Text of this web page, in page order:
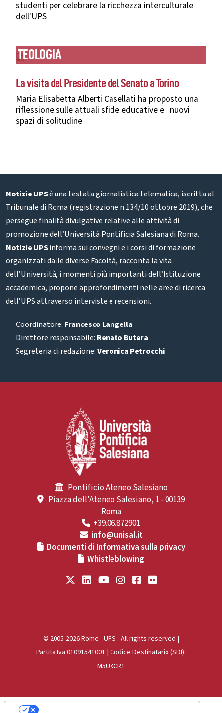
studenti per celebrare la ricchezza interculturale
dell'UPS
TEOLOGIA
La visita del Presidente del Senato a Torino
Maria Elisabetta Alberti Casellati ha proposto una
riflessione sulle attuali sfide educative e i nuovi
spazi di solitudine
Notizie UPSè una testata giornalistica telematica, iscritta al
Tribunale di Roma (registrazione n.134/10 ottobre 2019), che
persegue finalità divulgative relative alle attività di
promozione dell’Università Pontificia Salesiana di Roma.
Notizie UPSinforma sui convegni e i corsi di formazione
organizzati dalle diverse Facoltà, racconta la vita
dell’Università, i momenti più importanti dell’Istituzione
accademica, propone approfondimenti nelle aree di ricerca
dell’UPS attraverso interviste e recensioni.
Coordinatore: Francesco Langella
Direttore responsabile: Renato Butera
Segreteria di redazione:Veronica Petrocchi
Pontificio Ateneo Salesiano
Piazza dell’Ateneo Salesiano, 1 - 00139
Roma
+39.06.872901
info@unisal.it
Documenti di Informativa sulla privacy
Whistleblowing
© 2005-2026 Rome - UPS - All rights reserved |
Partita Iva 01091541001 | Codice Destinatario (SDI):
M5UXCR1
Le tue preferenze relative alla privacy